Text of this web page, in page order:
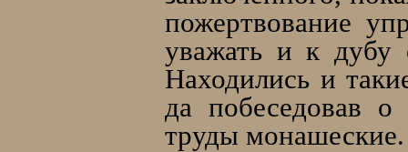
пожертвование
уважать и к дубу
Находились и
да побеседовав
труды монашеские.